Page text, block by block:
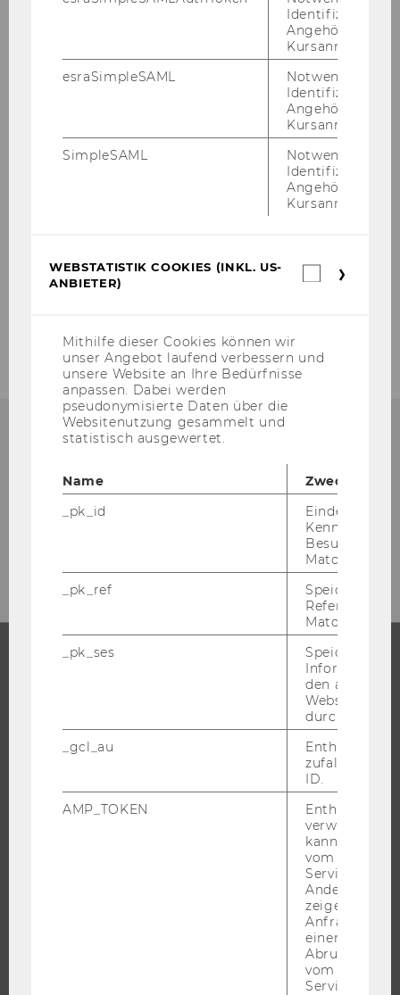
Prof. Pasquale Pistone
Prof. Rupert Sausgruber
Supporting Faculty Members
BACHELOR
DOKTORAT / PHD
INTERNATIONALE UND INCOMING EXCHANGE STUDIERENDE
ANGEBOTE FÜR SCHULEN UND STUDIENINTERESSIERTE
Identifizierung
Angehörige/r für
Kursanmeldung.
esraSimpleSAML
Notwendig zur
Identifizierung
Angehörige/r für
Kursanmeldung.
SimpleSAML
Notwendig zur
Identifizierung
Angehörige/r für
Kursanmeldung.
WEBSTATISTIK COOKIES (INKL. US-
ANBIETER)
Mithilfe dieser Cookies können wir
unser Angebot laufend verbessern und
unsere Website an Ihre Bedürfnisse
anpassen. Dabei werden
pseudonymisierte Daten über die
Websitenutzung gesammelt und
statistisch ausgewertet.
Name
Zweck
_pk_id
Eindeutige
Besuchers
Matomo.
_pk_ref
Speicherung
Referrers
Matomo.
_pk_ses
Speicherung
den aktuellen
durch
_gcl_au
Enthält eine
ID.
AMP_TOKEN
Enthält ein
verwendet
kann, um
vom AMP-
Service
Andere
zeigen Opt-
Anfrage im
einen Fehler
Abrufen
vom AMP
Service an.